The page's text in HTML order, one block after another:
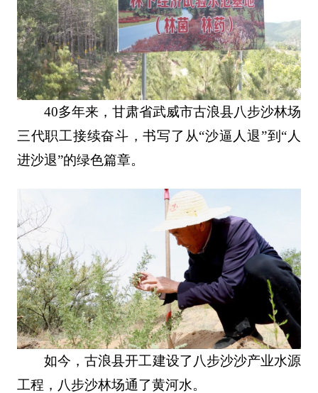
40多年来，甘肃省武威市古浪县八步沙林场
三代职工接续奋斗，书写了从“沙逼人退”到“人
进沙退”的绿色篇章。
如今，古浪县开工建设了八步沙沙产业水源
工程，八步沙林场通了黄河水。